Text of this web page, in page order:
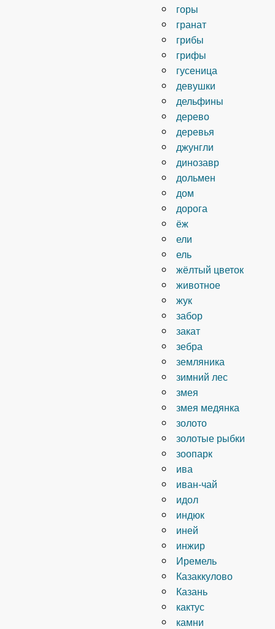
горы
гранат
грибы
грифы
гусеница
девушки
дельфины
дерево
деревья
джунгли
динозавр
дольмен
дом
дорога
ёж
ели
ель
жёлтый цветок
животное
жук
забор
закат
зебра
земляника
зимний лес
змея
змея медянка
золото
золотые рыбки
зоопарк
ива
иван-чай
идол
индюк
иней
инжир
Иремель
Казаккулово
Казань
кактус
камни